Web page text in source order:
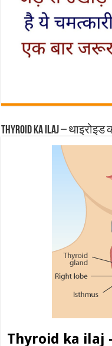
Thyroid ka ilaj – थाइरोइड
Thyroid ka ilaj -